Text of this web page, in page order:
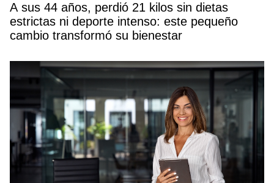
A sus 44 años, perdió 21 kilos sin dietas
estrictas ni deporte intenso: este pequeño
cambio transformó su bienestar